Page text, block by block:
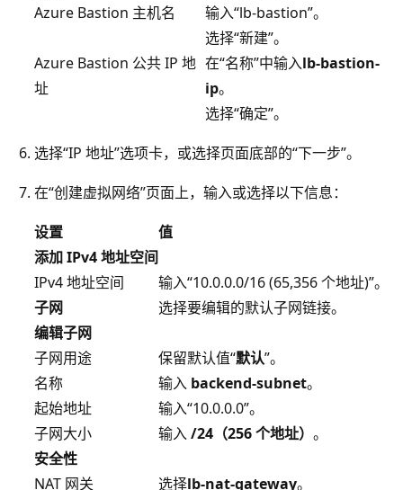
Azure Bastion 主机名
输入“lb-bastion”。
Azure Bastion 公共 IP 地
址
选择“新建”。
在“名称”中输入lb-bastion-
ip。
选择“确定”。
选择“IP 地址”选项卡，或选择页面底部的“下一步”。
在“创建虚拟网络”页面上，输入或选择以下信息：
设置
值
添加 IPv4 地址空间
IPv4 地址空间
输入“10.0.0.0/16 (65,356 个地址)”。
子网
选择要编辑的默认子网链接。
编辑子网
子网用途
保留默认值“默认”。
名称
输入 backend-subnet。
起始地址
输入“10.0.0.0”。
子网大小
输入/24（256 个地址） 。
安全性
NAT 网关
选择lb-nat-gateway。